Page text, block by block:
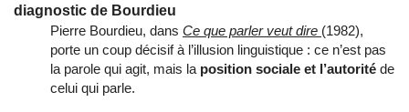
diagnostic de Bourdieu
Pierre Bourdieu, dans Ce que parler veut dire (1982),
porte un coup décisif à l’illusion linguistique : ce n’est pas
la parole qui agit, mais la position sociale et l’autorité de
celui qui parle.